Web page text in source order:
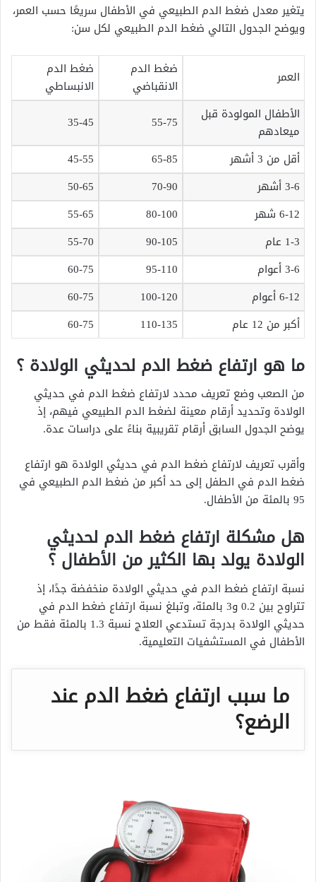
يتغير معدل ضغط الدم الطبيعي في الأطفال سريعًا حسب العمر،
ويوضح الجدول التالي ضغط الدم الطبيعي لكل سن:
العمر
ضغط الدم
الانقباضي
ضغط الدم
الانبساطي
الأطفال المولودة قبل
ميعادهم
55-75
35-45
أقل من 3 أشهر
65-85
45-55
3-6 أشهر
70-90
50-65
6-12 شهر
80-100
55-65
1-3 عام
90-105
55-70
3-6 أعوام
95-110
60-75
6-12 أعوام
100-120
60-75
أكبر من 12 عام
110-135
60-75
ما هو ارتفاع ضغط الدم لحديثي الولادة ؟
من الصعب وضع تعريف محدد لارتفاع ضغط الدم في حديثي
الولادة وتحديد أرقام معينة لضغط الدم الطبيعي فيهم، إذ
يوضح الجدول السابق أرقام تقريبية بناءً على دراسات عدة.
وأقرب تعريف لارتفاع ضغط الدم في حديثي الولادة هو ارتفاع
ضغط الدم في الطفل إلى حد أكبر من ضغط الدم الطبيعي في
95 بالمئة من الأطفال.
هل مشكلة ارتفاع ضغط الدم لحديثي
الولادة يولد بها الكثير من الأطفال ؟
نسبة ارتفاع ضغط الدم في حديثي الولادة منخفضة جدًا، إذ
تتراوح بين 0.2 و3 بالمئة، وتبلغ نسبة ارتفاع ضغط الدم في
حديثي الولادة بدرجة تستدعي العلاج نسبة 1.3 بالمئة فقط من
الأطفال في المستشفيات التعليمية.
ما سبب ارتفاع ضغط الدم عند
الرضع؟